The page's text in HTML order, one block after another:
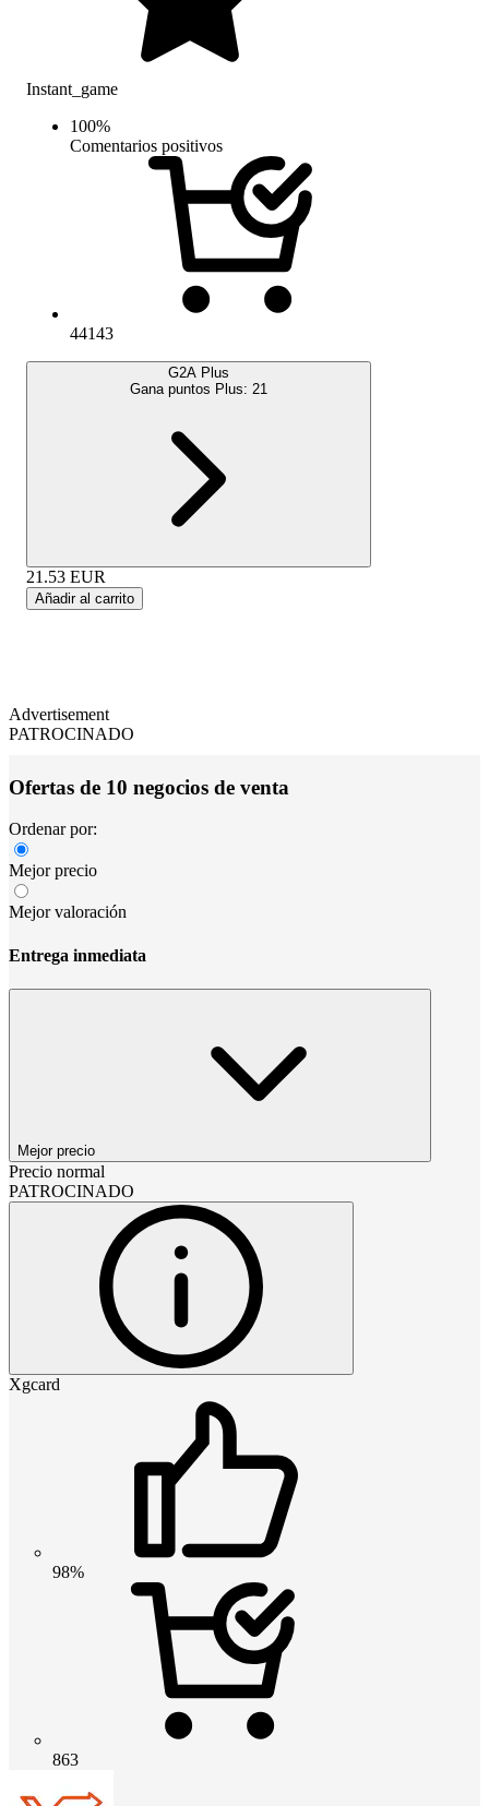
Instant_game
100%
Comentarios positivos
44143
G2A Plus
Gana puntos Plus: 21
21.53 EUR
Añadir al carrito
Advertisement
PATROCINADO
Ofertas de 10 negocios de venta
Ordenar por:
Mejor precio
Mejor valoración
Entrega inmediata
Mejor precio
Precio normal
PATROCINADO
Xgcard
98%
863